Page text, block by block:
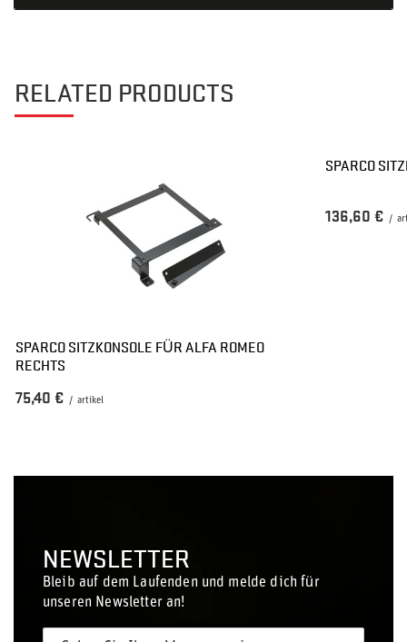
RELATED PRODUCTS
SPARCO SITZKONSOLE FÜR ALFA ROMEO
RECHTS
75,40 € / artikel
SPARCO
136,60 € /
NEWSLETTER
Bleib auf dem Laufenden und melde dich für
unseren Newsletter an!